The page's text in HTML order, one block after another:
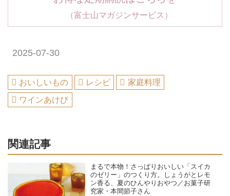
（富士山マガジンサービス）
2025-07-30
おいしいもの レシピ
家庭料理
ワインあけび
関連記事
まるで本物！さっぱりおいしい「スイカ
のゼリー」のつくり方。しょうがとレモ
ン香る、夏のひんやりおやつ／お菓子研
究家・本間節子さん